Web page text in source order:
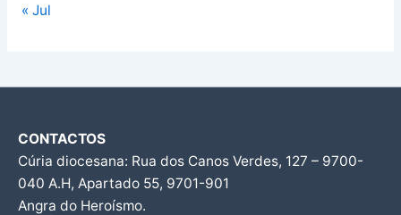
« Jul
CONTACTOS
Cúria diocesana: Rua dos Canos Verdes, 127 – 9700-
040 A.H, Apartado 55, 9701-901
Angra do Heroísmo.